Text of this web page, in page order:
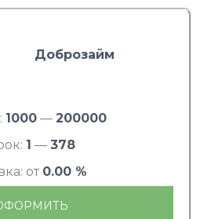
Доброзайм
1000— 200000
1 — 378
от 0.00 %